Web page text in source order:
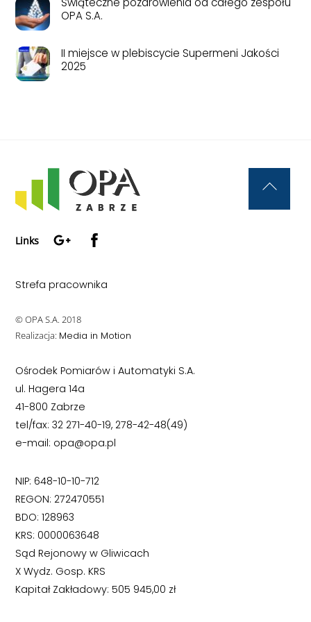
OPA S.A.
II miejsce w plebiscycie Supermeni Jakości
2025
Links
Google+
Strefa pracownika
© OPA S.A. 2018
Realizacja: Media in Motion
Ośrodek Pomiarów i Automatyki S.A.
ul. Hagera 14a
41-800 Zabrze
tel/fax: 32 271-40-19, 278-42-48(49)
e-mail: opa@opa.pl
NIP: 648-10-10-712
REGON: 272470551
BDO: 128963
KRS: 0000063648
Sąd Rejonowy w Gliwicach
X Wydz. Gosp. KRS
Kapitał Zakładowy: 505 945,00 zł